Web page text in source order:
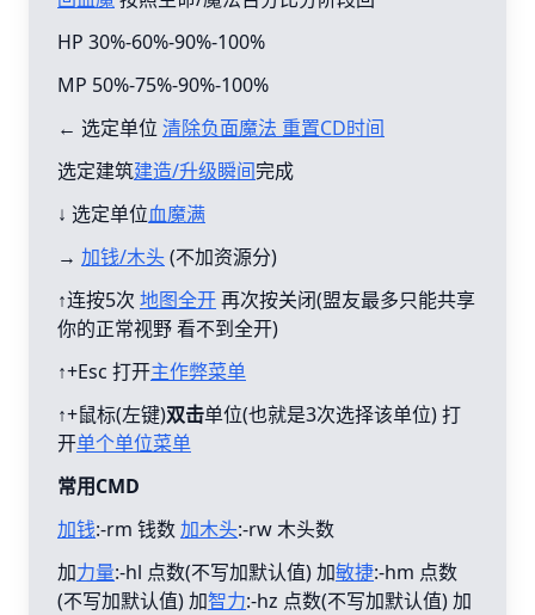
HP 30%-60%-90%-100%
MP 50%-75%-90%-100%
← 选定单位 清除负面魔法 重置CD时间
选定建筑建造/升级瞬间完成
↓ 选定单位血魔满
→ 加钱/木头(不加资源分)
↑连按5次 地图全开再次按关闭(盟友最多只能共享
你的正常视野 看不到全开)
↑+Esc 打开主作弊菜单
↑+鼠标(左键)双击单位(也就是3次选择该单位) 打
开单个单位菜单
常用CMD
加钱:-rm 钱数加木头:-rw 木头数
加力量:-hl 点数(不写加默认值) 加敏捷:-hm 点数
(不写加默认值) 加智力:-hz 点数(不写加默认值) 加